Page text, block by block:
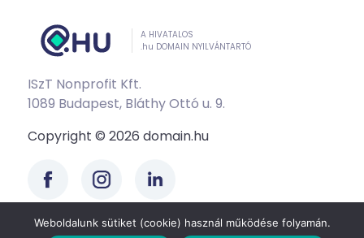
A HIVATALOS
.hu DOMAIN NYILVÁNTARTÓ
ISzT Nonprofit Kft.
1089 Budapest, Bláthy Ottó u. 9.
Copyright © 2026 domain.hu
Weboldalunk sütiket (cookie) használ működése folyamán.